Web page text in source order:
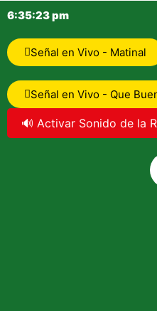
6:35:23 pm
Señal en Vivo - Matinal
Señal en Vivo - Que
🔊 Activar Sonido de la